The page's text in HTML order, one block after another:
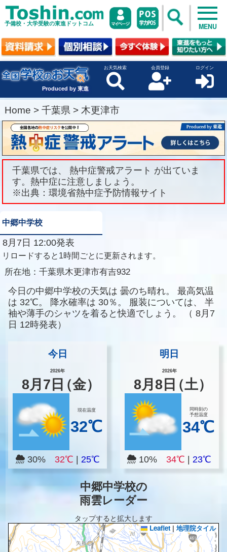
予備校・大学受験の東進ドットコム MENU
Produced by 東進
お天気検索 会員登録 ログイン
Home > 千葉県 > 木更津市
千葉県では、 熱中症警戒アラート が出ていま
す。熱中症に注意しましょう。
※出典：環境省熱中症予防情報サイト
中郷中学校
8月7日 12:00発表
リロードすると1時間ごとに更新されます。
所在地： 千葉県木更津市有吉932
今日の中郷中学校の天気は 曇のち晴れ。
最高気温
は 32℃。 降水確率は 30％。 服装については、
半
袖や薄手のシャツを着ると快適でしょう。
（ 8月7
日 12時発表）
今日
2026年
8月 7 日（金）
現在温度
32℃
30% 32℃ 25℃
明日
2026年
8月8 日（土）
同時刻の
予想温度
34℃
10%34℃ |23℃
中郷中学校の
雨雲レーダー
タップすると拡大します
Leaflet | 地理院タイル